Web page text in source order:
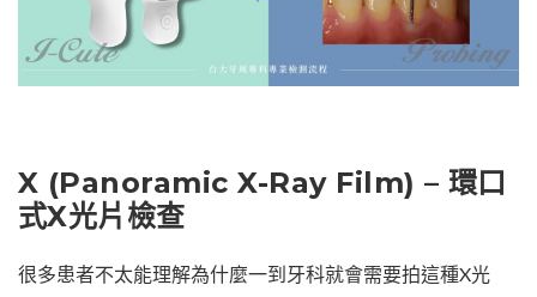
X (Panoramic X-Ray Film) – 環口
式X光片檢查
很多患者不太能理解為什麼一到牙科就會需要拍這種X光